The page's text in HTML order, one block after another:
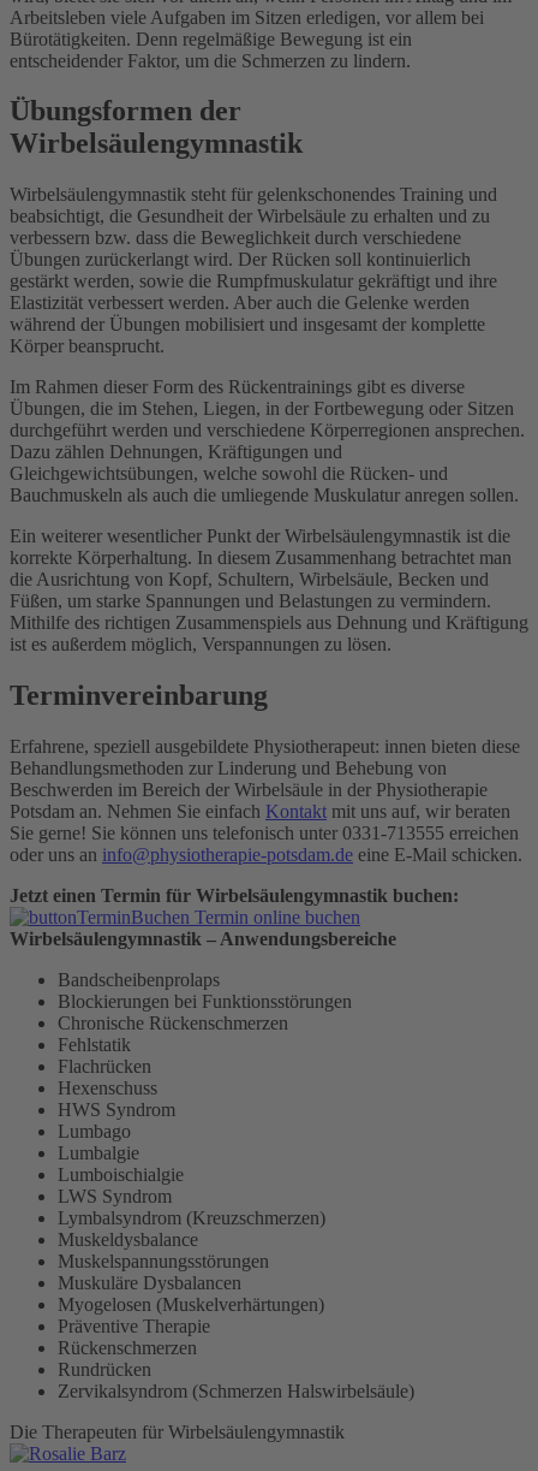
Arbeitsleben viele Aufgaben im Sitzen erledigen, vor allem bei
Bürotätigkeiten. Denn regelmäßige Bewegung ist ein
entscheidender Faktor, um die Schmerzen zu lindern.
Übungsformen der
Wirbelsäulengymnastik
Wirbelsäulengymnastik steht für gelenkschonendes Training und
beabsichtigt, die Gesundheit der Wirbelsäule zu erhalten und zu
verbessern bzw. dass die Beweglichkeit durch verschiedene
Übungen zurückerlangt wird. Der Rücken soll kontinuierlich
gestärkt werden, sowie die Rumpfmuskulatur gekräftigt und ihre
Elastizität verbessert werden. Aber auch die Gelenke werden
während der Übungen mobilisiert und insgesamt der komplette
Körper beansprucht.
Im Rahmen dieser Form des Rückentrainings gibt es diverse
Übungen, die im Stehen, Liegen, in der Fortbewegung oder Sitzen
durchgeführt werden und verschiedene Körperregionen ansprechen.
Dazu zählen Dehnungen, Kräftigungen und
Gleichgewichtsübungen, welche sowohl die Rücken- und
Bauchmuskeln als auch die umliegende Muskulatur anregen sollen.
Ein weiterer wesentlicher Punkt der Wirbelsäulengymnastik ist die
korrekte Körperhaltung. In diesem Zusammenhang betrachtet man
die Ausrichtung von Kopf, Schultern, Wirbelsäule, Becken und
Füßen, um starke Spannungen und Belastungen zu vermindern.
Mithilfe des richtigen Zusammenspiels aus Dehnung und Kräftigung
ist es außerdem möglich, Verspannungen zu lösen.
Terminvereinbarung
Erfahrene, speziell ausgebildete Physiotherapeut: innen bieten diese
Behandlungsmethoden zur Linderung und Behebung von
Beschwerden im Bereich der Wirbelsäule in der Physiotherapie
Potsdam an. Nehmen Sie einfach Kontakt mit uns auf, wir beraten
Sie gerne! Sie können uns telefonisch unter 0331-713555 erreichen
oder uns an info@physiotherapie-potsdam.de eine E-Mail schicken.
Jetzt einen Termin für Wirbelsäulengymnastik buchen:
Termin online buchen
Wirbelsäulengymnastik – Anwendungsbereiche
Bandscheibenprolaps
Blockierungen bei Funktionsstörungen
Chronische Rückenschmerzen
Fehlstatik
Flachrücken
Hexenschuss
HWS Syndrom
Lumbago
Lumbalgie
Lumboischialgie
LWS Syndrom
Lymbalsyndrom (Kreuzschmerzen)
Muskeldysbalance
Muskelspannungsstörungen
Muskuläre Dysbalancen
Myogelosen (Muskelverhärtungen)
Präventive Therapie
Rückenschmerzen
Rundrücken
Zervikalsyndrom (Schmerzen Halswirbelsäule)
Die Therapeuten für Wirbelsäulengymnastik